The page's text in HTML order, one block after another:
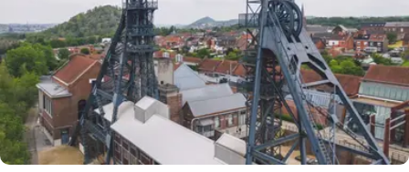
Lombardia
Marche
Piemonte
Puglia
Sardegna
Sicilia